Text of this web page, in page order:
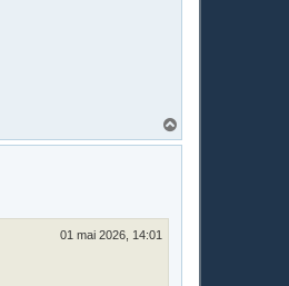
a
01 mai 2026, 14:01